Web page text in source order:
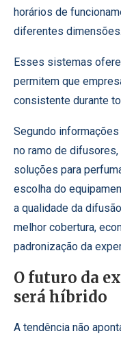
horários de
diferentes dimensões.
Esses sistemas
permitem que
consistente durante
Segundo informações
no ramo de
soluções para
escolha do
a qualidade da
melhor cobertura,
padronização da
O futuro da
será híbrido
A tendência não